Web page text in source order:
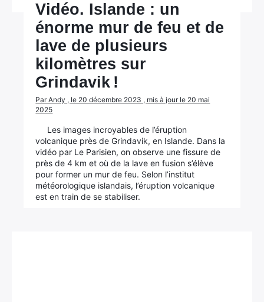
Vidéo. Islande : un
énorme mur de feu et de
lave de plusieurs
kilomètres sur
Grindavik !
Par Andy , le 20 décembre 2023 , mis à jour le 20 mai
2025
Les images incroyables de l’éruption
volcanique près de Grindavik, en Islande. Dans la
vidéo par Le Parisien, on observe une fissure de
près de 4 km et où de la lave en fusion s’élève
pour former un mur de feu. Selon l’institut
météorologique islandais, l’éruption volcanique
est en train de se stabiliser.